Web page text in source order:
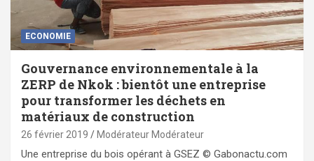
ECONOMIE
Gouvernance environnementale à la
ZERP de Nkok : bientôt une entreprise
pour transformer les déchets en
matériaux de construction
26 février 2019 Modérateur Modérateur
Une entreprise du bois opérant à GSEZ © Gabonactu.com